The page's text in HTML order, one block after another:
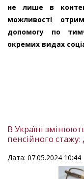
не лише в
можливості
допомогу по
окремих видах
В Україні
пенсійного стажу:
Дата: 07.05.2024 10:44